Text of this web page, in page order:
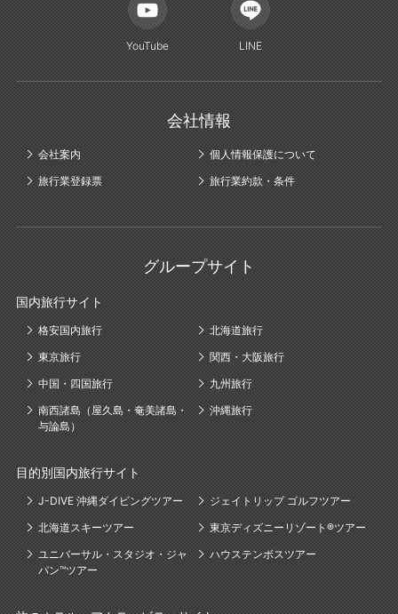
YouTube LINE
会社情報
会社案内
個人情報保護について
旅行業登録票
旅行業約款・条件
グループサイト
国内旅行サイト
格安国内旅行
北海道旅行
東京旅行
関西・大阪旅行
中国・四国旅行
九州旅行
南西諸島（屋久島・奄美諸島・
与論島）
沖縄旅行
目的別国内旅行サイト
J-DIVE 沖縄ダイビングツアー
ジェイトリップ ゴルフツアー
北海道スキーツアー
東京ディズニーリゾート®ツアー
ユニバーサル・スタジオ・ジャ
パン™ツアー
ハウステンボスツアー